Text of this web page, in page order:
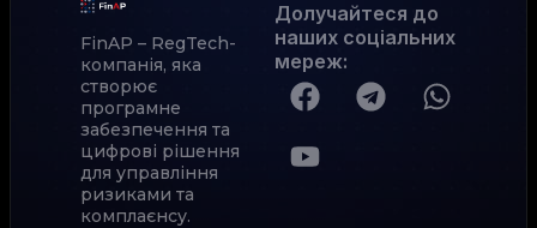
FinAP – RegTech-
компанія, яка
створює
програмне
забезпечення та
цифрові рішення
для управління
ризиками та
комплаєнсу.
Долучайтеся до
наших соціальних
мереж: